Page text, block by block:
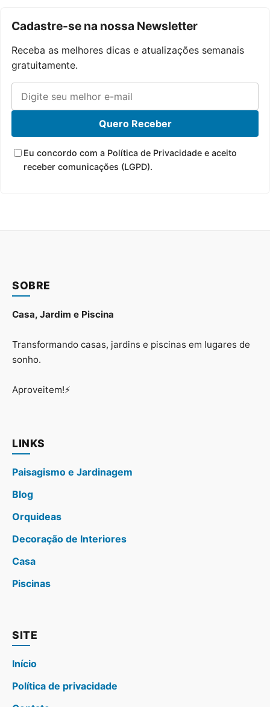
Cadastre-se na nossa Newsletter
Receba as melhores dicas e atualizações semanais
gratuitamente.
Quero Receber
Eu concordo com a Política de Privacidade e aceito
receber comunicações (LGPD).
SOBRE
Casa, Jardim e Piscina
Transformando casas, jardins e piscinas em lugares de
sonho.
Aproveitem!⚡
LINKS
Paisagismo e Jardinagem
Blog
Orquideas
Decoração de Interiores
Casa
Piscinas
SITE
Início
Política de privacidade